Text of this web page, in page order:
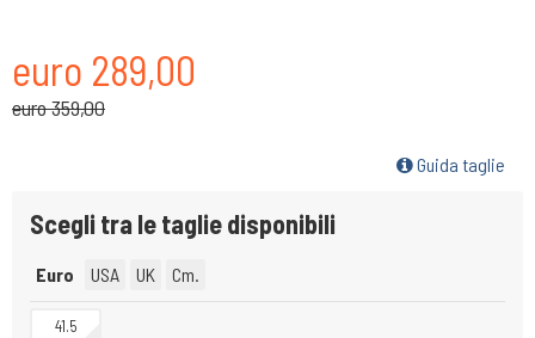
euro 289,00
euro 359,00
Guida taglie
Scegli tra le taglie disponibili
Euro USA UK Cm.
41.5